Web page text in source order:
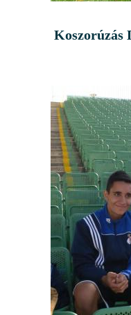
Koszorúzás